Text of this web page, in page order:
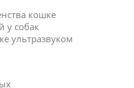
кошке
у собак
ультразвуком